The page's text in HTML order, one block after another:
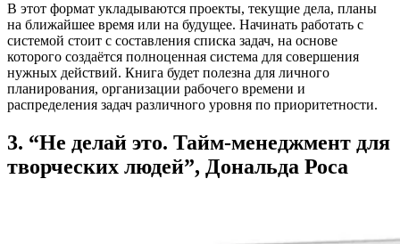
В этот формат укладываются проекты, текущие дела, планы
на ближайшее время или на будущее. Начинать работать с
системой стоит с составления списка задач, на основе
которого создаётся полноценная система для совершения
нужных действий. Книга будет полезна для личного
планирования, организации рабочего времени и
распределения задач различного уровня по приоритетности.
3. “Не делай это. Тайм-менеджмент для
творческих людей”, Дональда Роса